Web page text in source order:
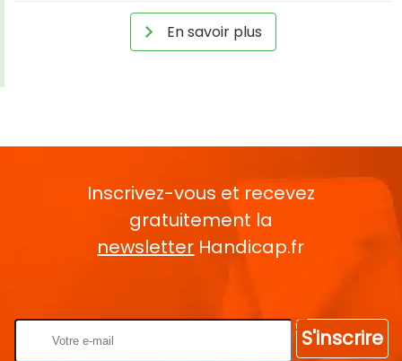
En savoir plus
Inscrivez-vous et recevez
gratuitement la
newsletter Handicap.fr
S'inscrire